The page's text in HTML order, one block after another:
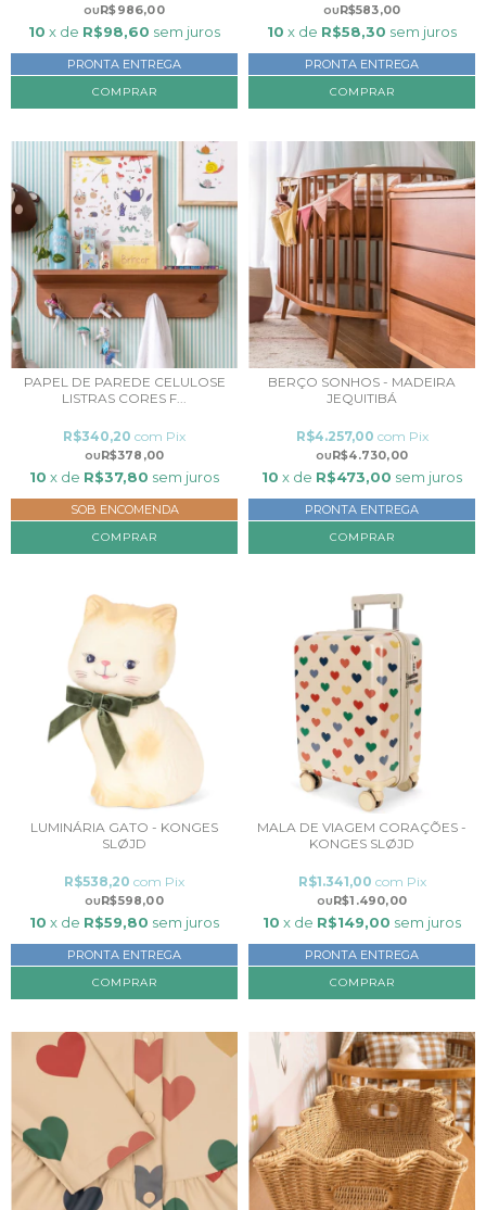
R$986,00
10 x de R$98,60 sem juros
PRONTA ENTREGA
COMPRAR
R$583,00
10 x de R$58,30 sem juros
PRONTA ENTREGA
COMPRAR
PAPEL DE PAREDE CELULOSE
LISTRAS CORES F...
R$378,00
R$340,20 com Pix
10 x de R$37,80 sem juros
SOB ENCOMENDA
COMPRAR
BERÇO SONHOS - MADEIRA
JEQUITIBÁ
R$4.730,00
R$4.257,00 com Pix
10 x de R$473,00 sem juros
PRONTA ENTREGA
COMPRAR
LUMINÁRIA GATO - KONGES
SLØJD
R$598,00
R$538,20 com Pix
10 x de R$59,80 sem juros
PRONTA ENTREGA
MALA DE VIAGEM CORAÇÕES -
KONGES SLØJD
R$1.490,00
R$1.341,00 com Pix
10 x de R$149,00 sem juros
PRONTA ENTREGA